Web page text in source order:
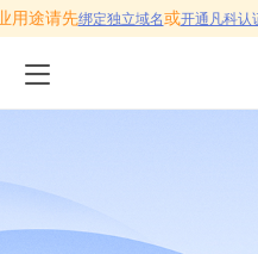
途请先绑定独立域名或开通凡科认证